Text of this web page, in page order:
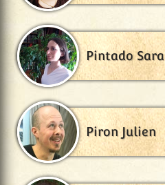
Pintado Sara
Piron Julien